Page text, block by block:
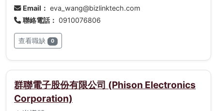
伺服器高頻訊號傳輸線、高頻影音連接器及訊號線、擴展延接
裝置、擴充基座 、虛擬實境設備用線* 電器家電：客製化系
統線組解決方案、符合各國安規各類材質電源線、客製特殊線
材、大電流連接線、控制板、智能家電連接模組等。* 汽車：
組、客製化連接器* 工業應用：工業設備訊號及電力線束、工
業用線材、高防火等級建築用線材、鐵氟龍線材* 醫療儀器：
感測器用線、高端訊號線、濾波器、醫療設備機內線* 光通
訊：波分復用產品、光分路器、微光學類產品、光電結合型產
品* 太陽能：接線盒、太陽能連接器、太陽能高電壓線材*
Email： eva_wang@bizlinktech.com
聯絡電話： 0910076806
查看職缺 0
群聯電子股份有限公司 (Phison Electronics
Corporation)